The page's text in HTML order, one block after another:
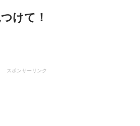
けて！
スポンサーリンク